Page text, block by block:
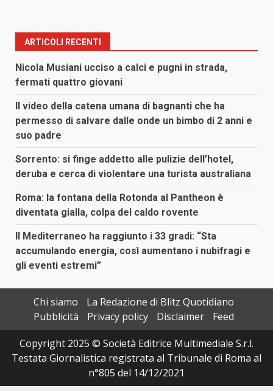
ARTICOLI RECENTI
Nicola Musiani ucciso a calci e pugni in strada,
fermati quattro giovani
Il video della catena umana di bagnanti che ha
permesso di salvare dalle onde un bimbo di 2 anni e
suo padre
Sorrento: si finge addetto alle pulizie dell’hotel,
deruba e cerca di violentare una turista australiana
Roma: la fontana della Rotonda al Pantheon è
diventata gialla, colpa del caldo rovente
Il Mediterraneo ha raggiunto i 33 gradi: “Sta
accumulando energia, così aumentano i nubifragi e
gli eventi estremi”
Chi siamo
La Redazione di Blitz Quotidiano
Pubblicità
Privacy policy Disclaimer
Feed
Copyright 2025 © Società Editrice Multimediale S.r.l.
Testata Giornalistica registrata al Tribunale di Roma al
n°805 del 14/12/2021